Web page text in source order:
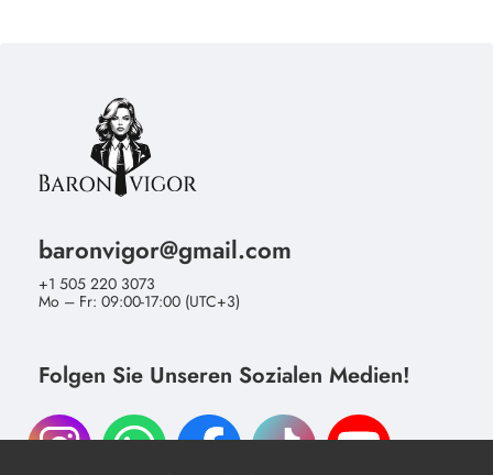
baronvigor@gmail.com
+1 505 220 3073
Mo – Fr: 09:00-17:00 (UTC+3)
Folgen Sie Unseren Sozialen Medien!